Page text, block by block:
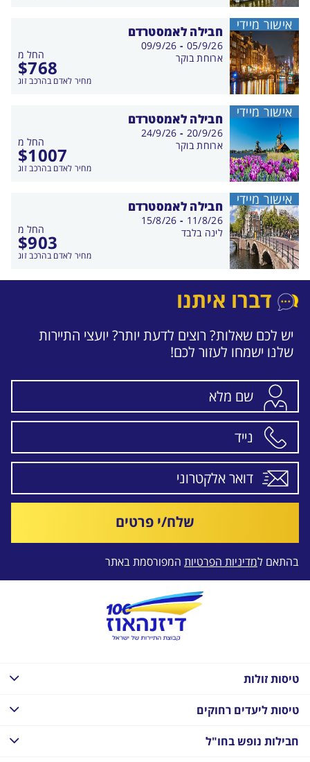
חבילה לאמסטרדם
החל מ
$768
מחיר לאדם בהרכב זוג
בין
התאריכים,
05/9/26
-
09/9/26
ארוחת בוקר
אישור מיידי
חבילה לאמסטרדם
החל מ
$1007
מחיר לאדם בהרכב זוג
בין
התאריכים,
20/9/26
-
24/9/26
ארוחת בוקר
אישור מיידי
חבילה לאמסטרדם
החל מ
$903
מחיר לאדם בהרכב זוג
בין
התאריכים,
11/8/26
-
15/8/26
לינה בלבד
אישור מיידי
דברו איתנו
יש לכם שאלות? רוצים לדעת יותר? יועצי התיירות
שלנו ישמחו לעזור לכם!
שלח/י פרטים
בהתאם למדיניות הפרטיות המפורסמת באתר
טיסות זולות
טיסות ליעדים רחוקים
חבילות נופש בחו"ל